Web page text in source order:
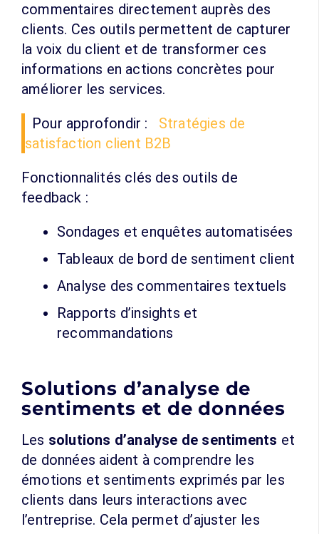
commentaires directement auprès des
clients. Ces outils permettent de capturer
la voix du client et de transformer ces
informations en actions concrètes pour
améliorer les services.
Pour approfondir :
Stratégies de
satisfaction client B2B
Fonctionnalités clés des outils de
feedback :
Sondages et enquêtes automatisées
Tableaux de bord de sentiment client
Analyse des commentaires textuels
Rapports d’insights et
recommandations
Solutions d’analyse de
sentiments et de données
Les solutions d’analyse de sentiments et
de données aident à comprendre les
émotions et sentiments exprimés par les
clients dans leurs interactions avec
l’entreprise. Cela permet d’ajuster les